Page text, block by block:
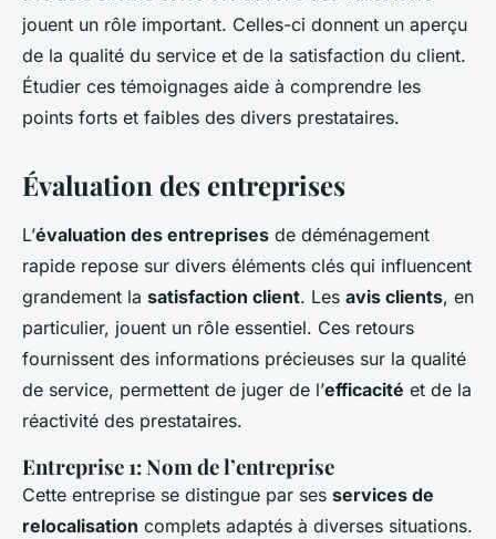
jouent un rôle important. Celles-ci donnent un aperçu
de la qualité du service et de la satisfaction du client.
Étudier ces témoignages aide à comprendre les
points forts et faibles des divers prestataires.
Évaluation des entreprises
L’évaluation des entreprises de déménagement
rapide repose sur divers éléments clés qui influencent
grandement la satisfaction client. Les avis clients, en
particulier, jouent un rôle essentiel. Ces retours
fournissent des informations précieuses sur la qualité
de service, permettent de juger de l’efficacité et de la
réactivité des prestataires.
Entreprise 1: Nom de l’entreprise
Cette entreprise se distingue par ses services de
relocalisation complets adaptés à diverses situations.